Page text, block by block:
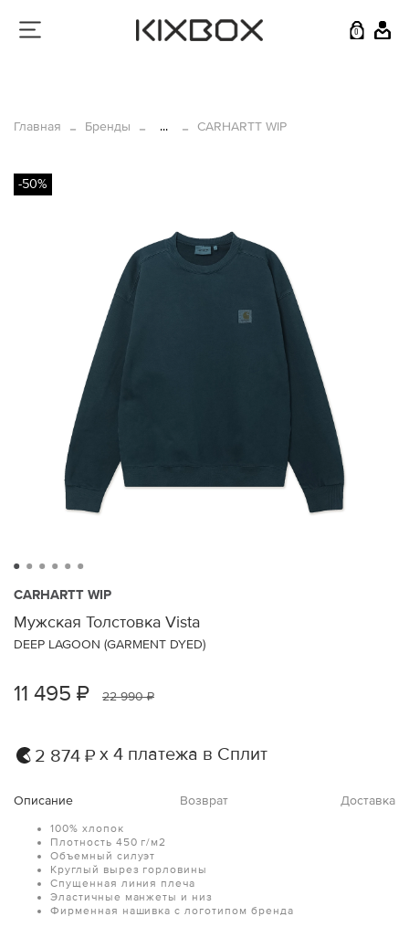
0
Главная Бренды ... CARHARTT WIP
-50%
CARHARTT WIP
Мужская Толстовка Vista
DEEP LAGOON (GARMENT DYED)
11 495 ₽ 22 990 ₽
2 874 ₽ х 4 платежа в Сплит
Описание Возврат Доставка
100% хлопок
Плотность 450 г/м2
Объемный силуэт
Круглый вырез горловины
Спущенная линия плеча
Эластичные манжеты и низ
Фирменная нашивка с логотипом бренда